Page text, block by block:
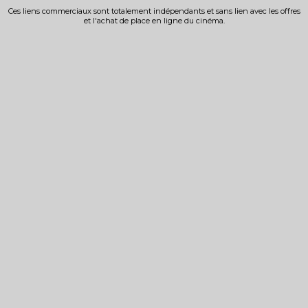
Ces liens commerciaux sont totalement indépendants et sans lien avec les offres
et l'achat de place en ligne du cinéma.